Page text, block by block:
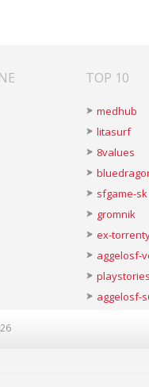
TOP 10
medhub
litasurf
8values
sfgame-sk
gromnik
ex-
aggelosf-
aggelosf-